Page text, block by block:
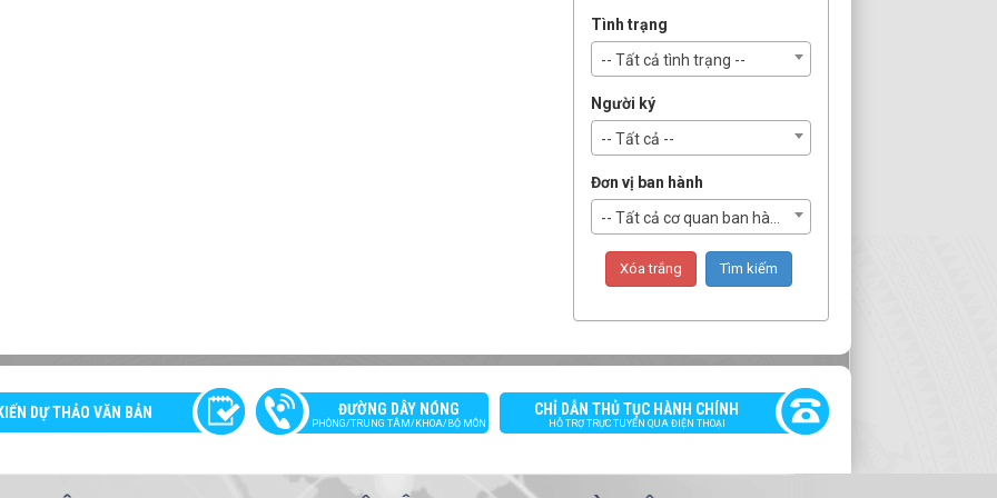
Tình trạng
-- Tất cả tình trạng --
Người ký
-- Tất cả --
Đơn vị ban hành
-- Tất cả cơ quan ban hành --
DỰ THẢO VĂN BẢN ĐƯỜNG DÂY NÓNG
PHÒNG/TRUNG TÂM/KHOA/BỘ MÔN
CHỈ DẪN THỦ TỤC HÀNH CHÍNH
HỖ TRỢ TRỰC TUYẾN QUA ĐIỆN THOẠI